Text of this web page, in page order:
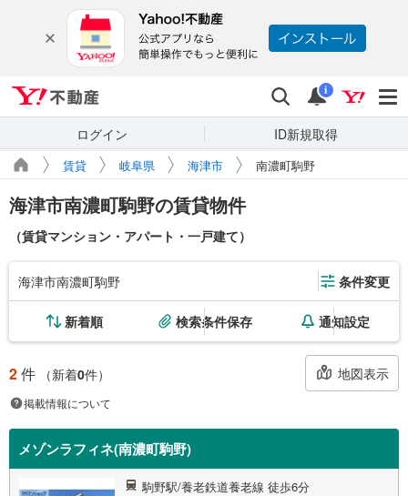
検索 通知
i
ログイン ID新規取得
賃貸 岐阜県 海津市 南濃町駒野
海津市南濃町駒野の賃貸物件
（賃貸マンション・アパート・一戸建て）
海津市南濃町駒野 条件変更
新着順 検索条件保存 通知設定
2件 （新着0件） 地図表示
掲載情報について
メゾンラフィネ(南濃町駒野)
駒野駅/養老鉄道養老線 徒歩6分